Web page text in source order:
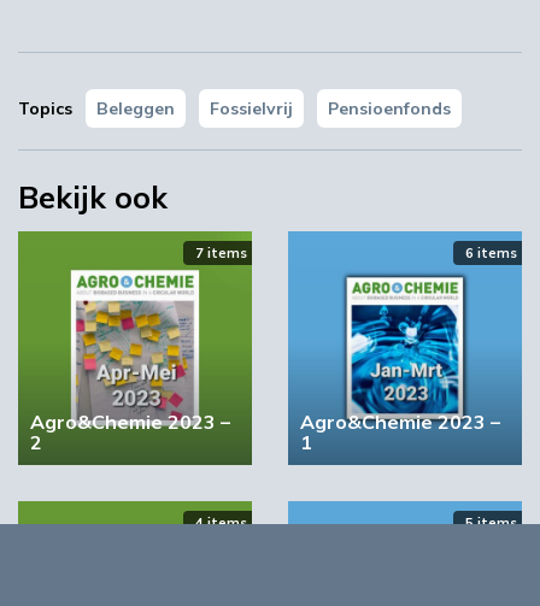
‘Grote groeikansen Europese markt voor biobased
producten’
STRONGBIONET verbindt Europese newerken bio-
Topics Beleggen Fossielvrij Pensioenfonds
Bekijk ook
7 items
Agro&Chemie 2023 –
2
6 items
Agro&Chemie 2023 –
1
4 items 5 items